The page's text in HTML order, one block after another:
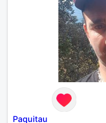
Paquitau